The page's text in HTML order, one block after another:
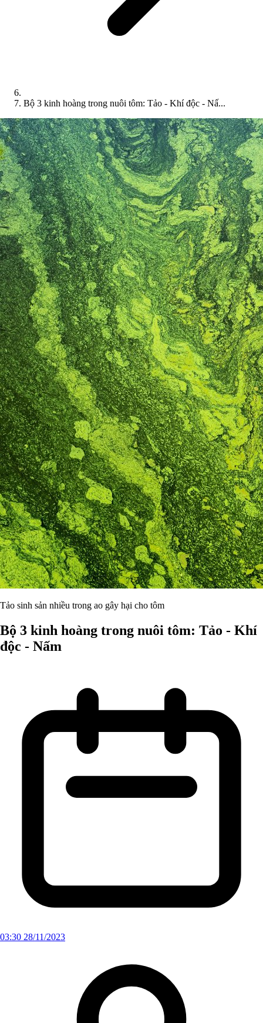
Bộ 3 kinh hoàng trong nuôi tôm: Tảo - Khí độc - Nấ...
Tảo sinh sản nhiều trong ao gây hại cho tôm
Bộ 3 kinh hoàng trong nuôi tôm: Tảo - Khí
độc - Nấm
03:30 28/11/2023